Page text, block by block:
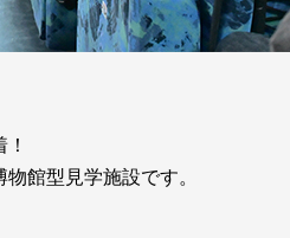
館型見学施設です。